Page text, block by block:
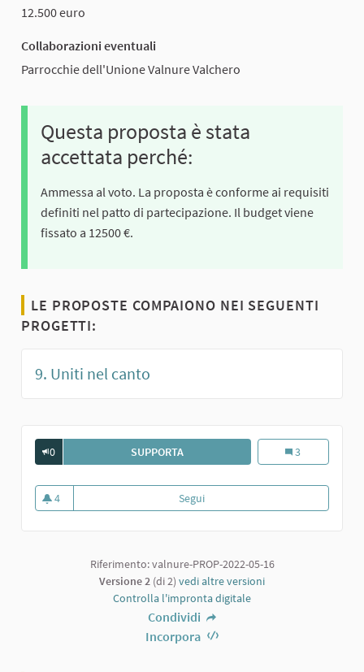
12.500 euro
Collaborazioni eventuali
Parrocchie dell'Unione Valnure Valchero
Questa proposta è stata
accettata perché:
Ammessa al voto. La proposta è conforme ai requisiti
definiti nel patto di partecipazione. Il budget viene
fissato a 12500 €.
LE PROPOSTE COMPAIONO NEI SEGUENTI
PROGETTI:
9. Uniti nel canto
0 SUPPORTAUNITI NEL CANTO, CONDIVIDIAMO
Uniti nel canto,
3
4
4 sostenitori
Segui
Riferimento: valnure-PROP-2022-05-16
Versione 2 (di 2) vedi altre versioni
Controlla l'impronta digitale
Condividi
Incorpora